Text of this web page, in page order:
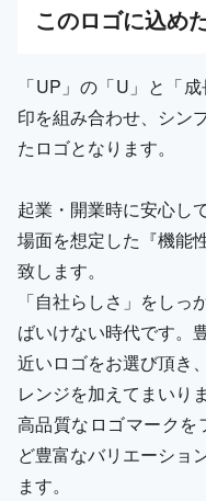
このロゴに込め
「UP」の「U」と「
印を組み合わせ、シン
たロゴとなります。
起業・開業時に安心し
場面を想定した『機能
致します。
「自社らしさ」をし
ばいけない時代です。
近いロゴをお選び頂き
レンジを加えてまいりま
高品質なロゴマークを
ど豊富なバリエーショ
ます。